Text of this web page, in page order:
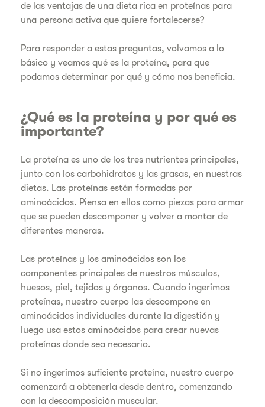
de las ventajas de una dieta rica en proteínas para
una persona activa que quiere fortalecerse?
Para responder a estas preguntas, volvamos a lo
básico y veamos qué es la proteína, para que
podamos determinar por qué y cómo nos beneficia.
¿Qué es la proteína y por qué es
importante?
La proteína es uno de los tres nutrientes principales,
junto con los carbohidratos y las grasas, en nuestras
dietas. Las proteínas están formadas por
aminoácidos. Piensa en ellos como piezas para armar
que se pueden descomponer y volver a montar de
diferentes maneras.
Las proteínas y los aminoácidos son los
componentes principales de nuestros músculos,
huesos, piel, tejidos y órganos. Cuando ingerimos
proteínas, nuestro cuerpo las descompone en
aminoácidos individuales durante la digestión y
luego usa estos aminoácidos para crear nuevas
proteínas donde sea necesario.
Si no ingerimos suficiente proteína, nuestro cuerpo
comenzará a obtenerla desde dentro, comenzando
con la descomposición muscular.